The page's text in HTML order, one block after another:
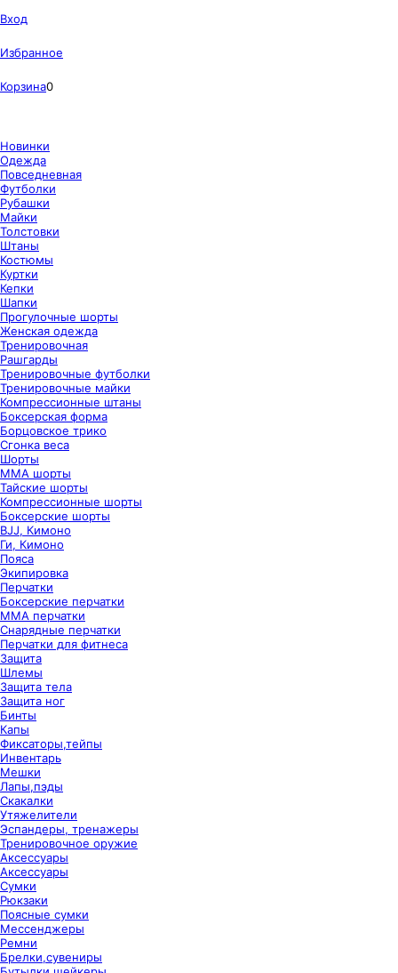
Вход
Избранное
Корзина0
Новинки
Одежда
Повседневная
Футболки
Рубашки
Майки
Толстовки
Штаны
Костюмы
Куртки
Кепки
Шапки
Прогулочные шорты
Женская одежда
Тренировочная
Рашгарды
Тренировочные футболки
Тренировочные майки
Компрессионные штаны
Боксерская форма
Борцовское трико
Сгонка веса
Шорты
ММА шорты
Тайские шорты
Компрессионные шорты
Боксерские шорты
BJJ, Кимоно
Ги, Кимоно
Пояса
Экипировка
Перчатки
Боксерские перчатки
ММА перчатки
Снарядные перчатки
Перчатки для фитнеса
Защита
Шлемы
Защита тела
Защита ног
Бинты
Капы
Фиксаторы,тейпы
Инвентарь
Мешки
Лапы,пэды
Скакалки
Утяжелители
Эспандеры, тренажеры
Тренировочное оружие
Аксессуары
Аксессуары
Сумки
Рюкзаки
Поясные сумки
Мессенджеры
Ремни
Брелки,сувениры